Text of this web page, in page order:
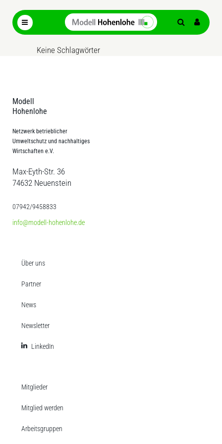
Keine Schlagwörter
Modell
Hohenlohe
Netzwerk betrieblicher
Umweltschutz und nachhaltiges
Wirtschaften e.V.
Max-Eyth-Str. 36
74632 Neuenstein
07942/9458833
info@modell-hohenlohe.de
Über uns
Partner
News
Newsletter
LinkedIn
Mitglieder
Mitglied werden
Arbeitsgruppen